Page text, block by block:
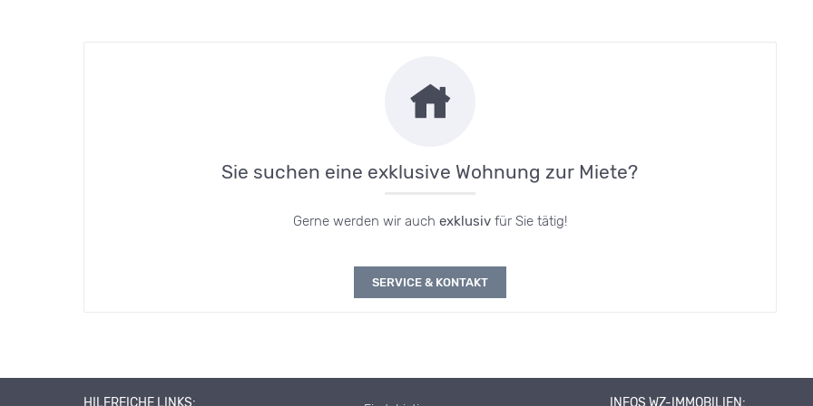
Sie suchen eine exklusive Wohnung zur Miete?
Gerne werden wir auch exklusivfür Sie tätig!
SERVICE & KONTAKT